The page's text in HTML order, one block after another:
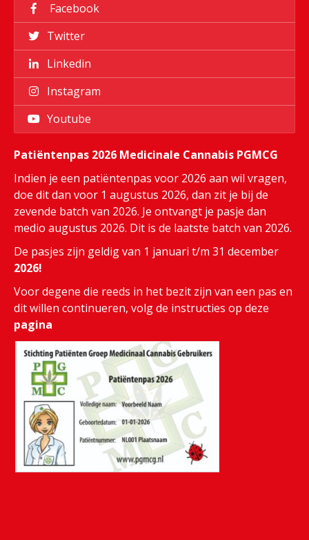
Facebook
Twitter
Linkedin
Instagram
Youtube
Patiëntenpas 2026 Medicinale Cannabis PGMCG
Indien je een patiëntenpas voor 2026 aan wil vragen,
doe dit dan voor 1 augustus 2026, dan zit je bij de
zevende batch van 2026. Je ontvangt je pasje dan
medio augustus 2026. Dit is de laatste batch van 2026.
De pasjes zijn geldig van 1 januari t/m 31 december
2026!
Voor degene die reeds in het bezit zijn van een pas en
dit willen continueren, volg de instructies op deze
pagina